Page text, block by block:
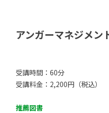
アンガーマネジメン
受講時間：60分
受講料金：2,200円（税込）
推薦図書